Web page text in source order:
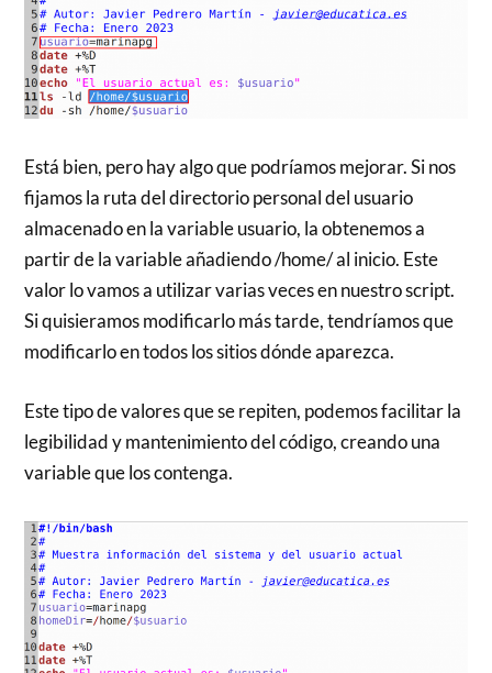
Está bien, pero hay algo que podríamos mejorar. Si nos
fijamos la ruta del directorio personal del usuario
almacenado en la variable usuario, la obtenemos a
partir de la variable añadiendo /home/ al inicio. Este
valor lo vamos a utilizar varias veces en nuestro script.
Si quisieramos modificarlo más tarde, tendríamos que
modificarlo en todos los sitios dónde aparezca.
Este tipo de valores que se repiten, podemos facilitar la
legibilidad y mantenimiento del código, creando una
variable que los contenga.